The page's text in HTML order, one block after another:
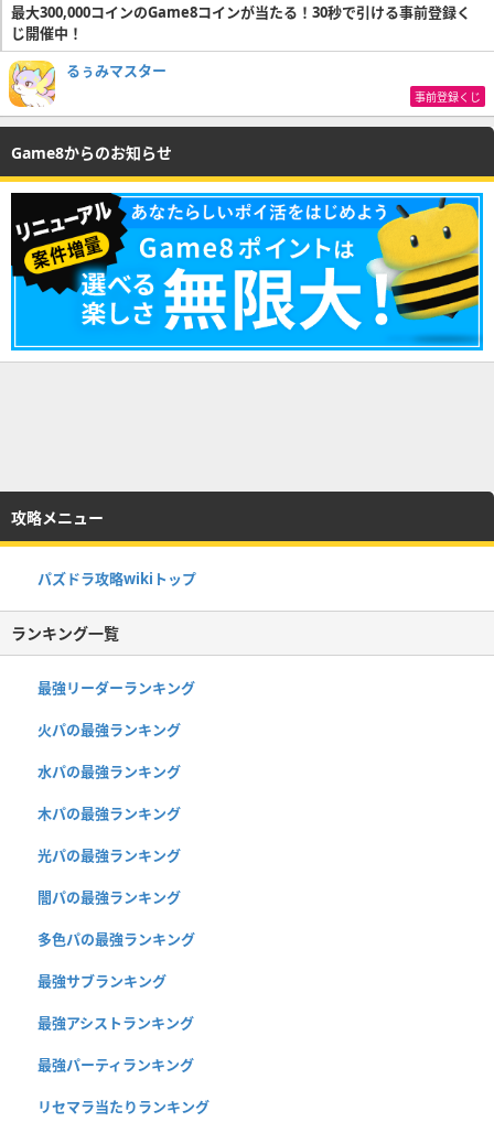
最大300,000コインのGame8コインが当たる！30秒で引ける事前登録く
じ開催中！
るぅみマスター
事前登録くじ
Game8からのお知らせ
攻略メニュー
パズドラ攻略wikiトップ
ランキング一覧
最強リーダーランキング
火パの最強ランキング
水パの最強ランキング
木パの最強ランキング
光パの最強ランキング
闇パの最強ランキング
多色パの最強ランキング
最強サブランキング
最強アシストランキング
最強パーティランキング
リセマラ当たりランキング